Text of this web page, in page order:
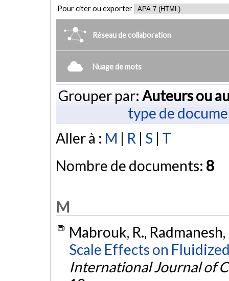
Pour citer ou exporter
Réseau de collaboration
Nuage de mots
Grouper par: Auteurs ou
type de
Aller à : M | R | S | T
Nombre de documents: 8
M
Mabrouk, R., Radmanesh,
Scale Effects on
International Journal of